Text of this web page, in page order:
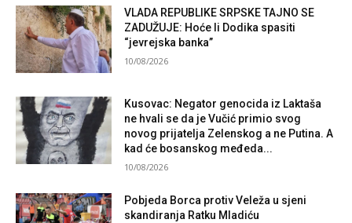
VLADA REPUBLIKE SRPSKE TAJNO SE
ZADUŽUJE: Hoće li Dodika spasiti
“jevrejska banka”
10/08/2026
Kusovac: Negator genocida iz Laktaša
ne hvali se da je Vučić primio svog
novog prijatelja Zelenskog a ne Putina. A
kad će bosanskog međeda...
10/08/2026
Pobjeda Borca protiv Veleža u sjeni
skandiranja Ratku Mladiću